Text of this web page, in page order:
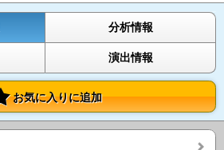
分析情報
演出情報
お気に入りに追加